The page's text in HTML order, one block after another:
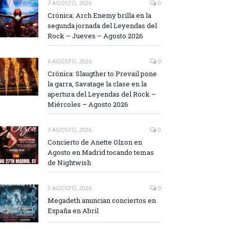
7 AGOSTO, 2026 0
Crónica: Arch Enemy brilla en la
segunda jornada del Leyendas del
Rock – Jueves – Agosto 2026
6 AGOSTO, 2026 0
Crónica: Slaugther to Prevail pone
la garra, Savatage la clase en la
apertura del Leyendas del Rock –
Miércoles – Agosto 2026
3 AGOSTO, 2026 0
Concierto de Anette Olzon en
Agosto en Madrid tocando temas
de Nightwish
3 AGOSTO, 2026 0
Megadeth anuncian conciertos en
España en Abril